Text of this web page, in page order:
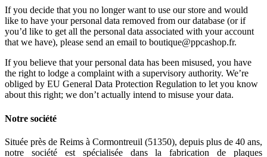
If you decide that you no longer want to use our store and would
like to have your personal data removed from our database (or if
you’d like to get all the personal data associated with your account
that we have), please send an email to boutique@ppcashop.fr.
If you believe that your personal data has been misused, you have
the right to lodge a complaint with a supervisory authority. We’re
obliged by EU General Data Protection Regulation to let you know
about this right; we don’t actually intend to misuse your data.
Notre société
Située près de Reims à Cormontreuil (51350), depuis plus de 40 ans,
notre société est spécialisée dans la fabrication de plaques